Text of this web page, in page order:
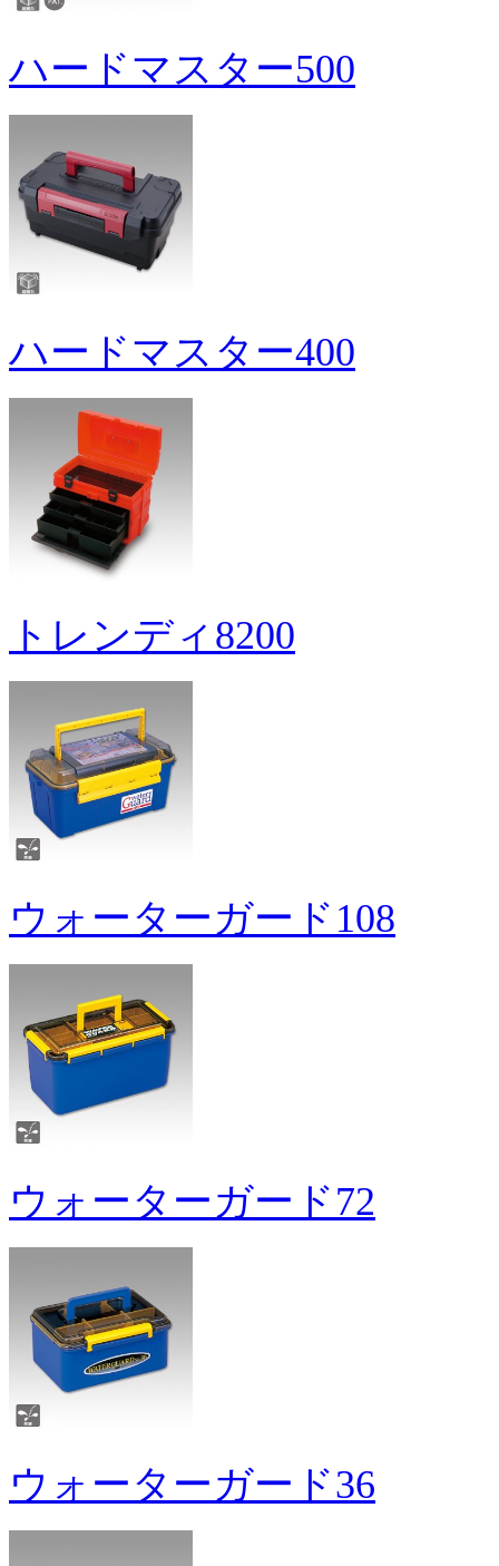
ハードマスター500
ハードマスター400
トレンディ8200
ウォーターガード108
ウォーターガード72
ウォーターガード36